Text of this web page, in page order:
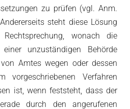
zu prüfen (vgl. Anm.
steht diese Lösung
wonach die
unzuständigen Behörde
Amtes wegen oder dessen
vorgeschriebenen Verfahren
ist, wenn feststeht, dass der
durch den angerufenen